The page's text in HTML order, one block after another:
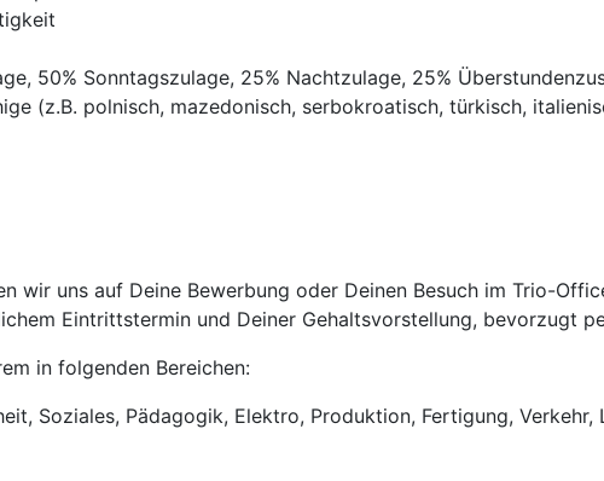
50% Sonntagszulage, 25% Nachtzulage, 25%
(z.B. polnisch, mazedonisch, serbokroatisch, türkisch,
wir uns auf Deine Bewerbung oder Deinen Besuch im Trio-
Eintrittstermin und Deiner Gehaltsvorstellung, bevorzugt
in folgenden Bereichen:
Soziales, Pädagogik, Elektro, Produktion, Fertigung,